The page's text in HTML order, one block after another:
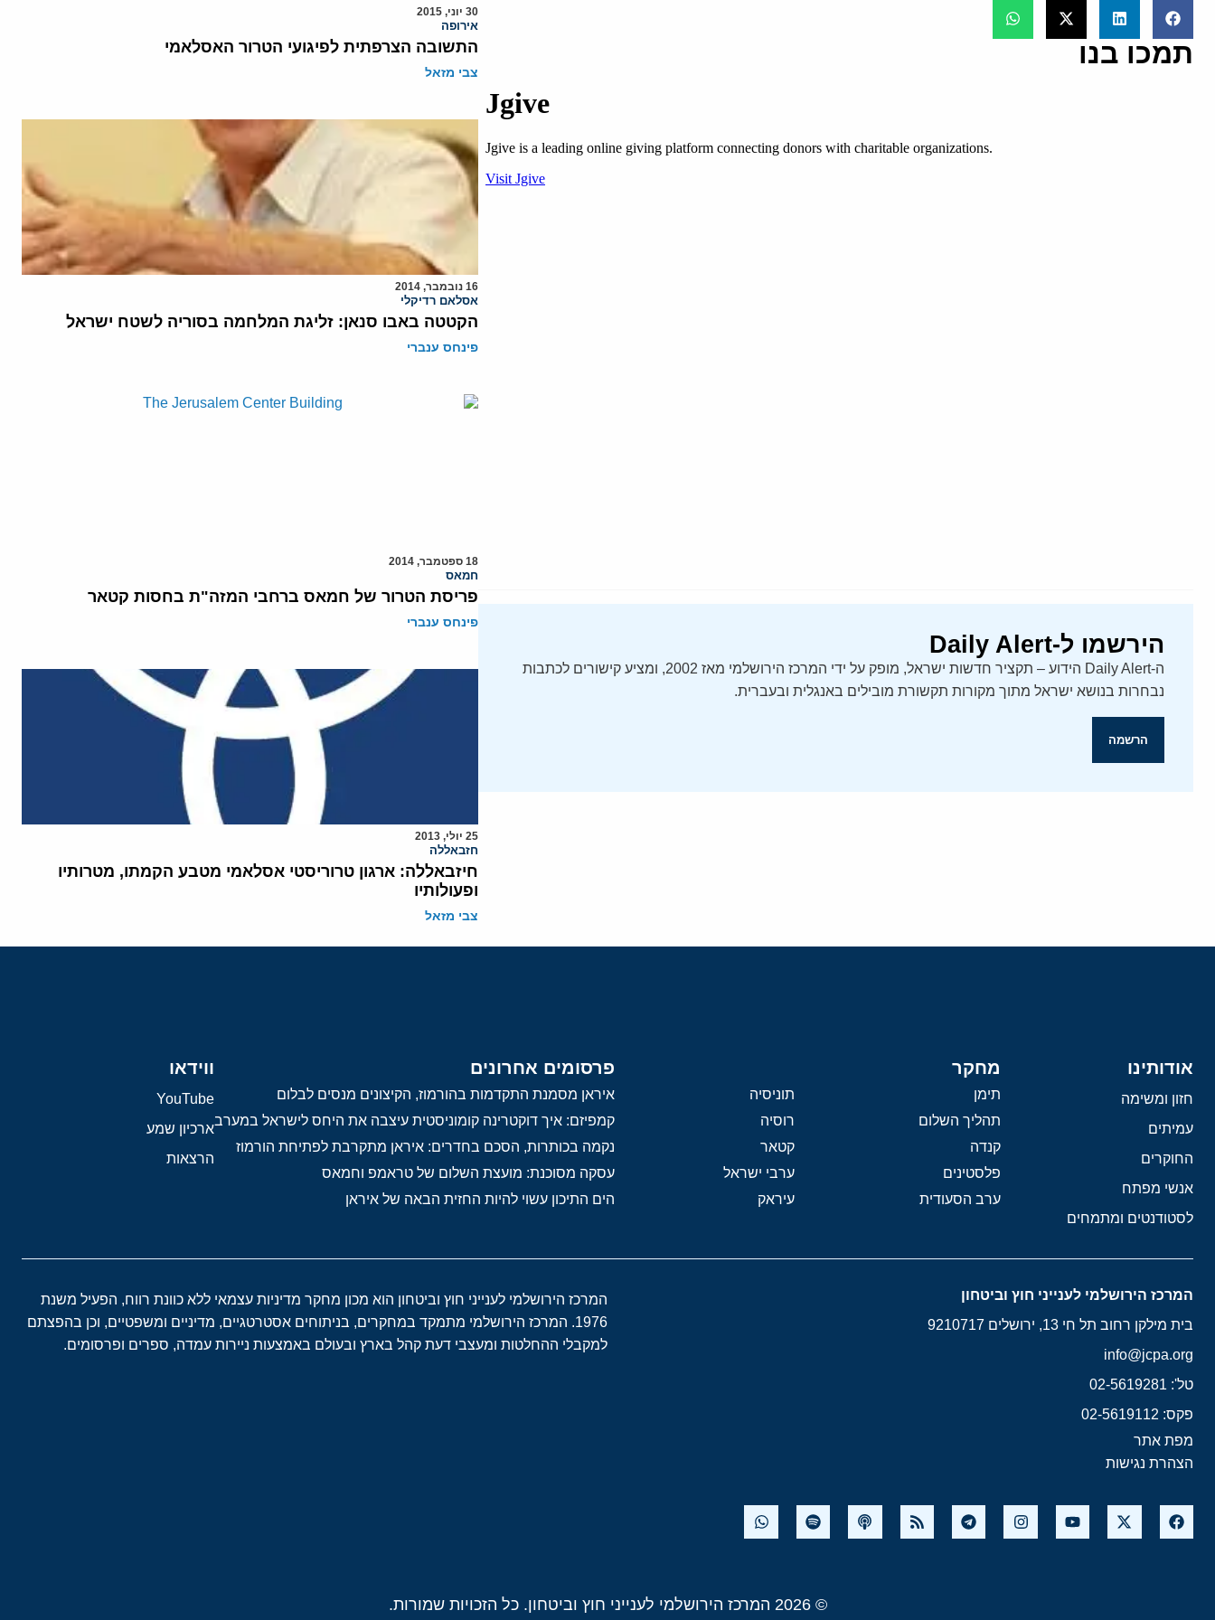
תמכו בנו
הירשמו ל-Daily Alert
ה-Daily Alert הידוע – תקציר חדשות ישראל, מופק על ידי המרכז הירושלמי מאז 2002, ומציע קישורים לכתבות
נבחרות בנושא ישראל מתוך מקורות תקשורת מובילים באנגלית ובעברית.
הרשמה
30 יוני, 2015
אירופה
התשובה הצרפתית לפיגועי הטרור האסלאמי
צבי מזאל
16 נובמבר, 2014
אסלאם רדיקלי
הקטטה באבו סנאן: זליגת המלחמה בסוריה לשטח ישראל
פינחס ענברי
18 ספטמבר, 2014
חמאס
פריסת הטרור של חמאס ברחבי המזה"ת בחסות קטאר
פינחס ענברי
25 יולי, 2013
חזבאללה
חיזבאללה: ארגון טרוריסטי אסלאמי מטבע הקמתו, מטרותיו
ופעולותיו
צבי מזאל
אודותינו
חזון ומשימה
עמיתים
החוקרים
אנשי מפתח
לסטודנטים ומתמחים
מחקר
תימן
תוניסיה
תהליך השלום
רוסיה
קנדה
קטאר
פלסטינים
ערבי ישראל
ערב הסעודית
עיראק
פרסומים אחרונים
איראן מסמנת התקדמות בהורמוז, הקיצונים מנסים לבלום
קמפיזם: איך דוקטרינה קומוניסטית עיצבה את היחס לישראל במערב
נקמה בכותרות, הסכם בחדרים: איראן מתקרבת לפתיחת הורמוז
עסקה מסוכנת: מועצת השלום של טראמפ וחמאס
הים התיכון עשוי להיות החזית הבאה של איראן
ווידאו
YouTube
ארכיון שמע
הרצאות
המרכז הירושלמי לענייני חוץ וביטחון
בית מילקן רחוב תל חי 13, ירושלים 9210717
info@jcpa.org
טל': 02-5619281
פקס: 02-5619112
מפת אתר
הצהרת נגישות
המרכז הירושלמי לענייני חוץ וביטחון הוא מכון מחקר מדיניות עצמאי ללא כוונת רווח, הפעיל משנת
1976. המרכז הירושלמי מתמקד במחקרים, בניתוחים אסטרטגיים, מדיניים ומשפטיים, וכן בהפצתם
למקבלי ההחלטות ומעצבי דעת קהל בארץ ובעולם באמצעות ניירות עמדה, ספרים ופרסומים.
© 2026 המרכז הירושלמי לענייני חוץ וביטחון. כל הזכויות שמורות.